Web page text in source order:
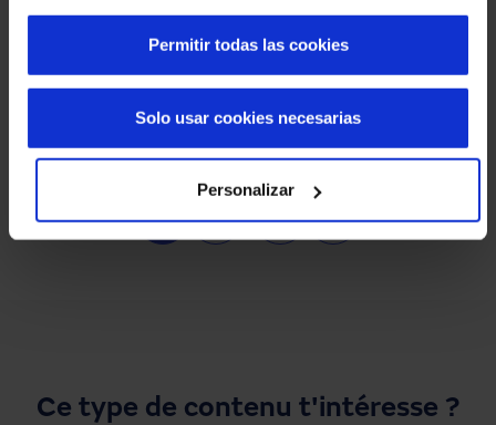
Permitir todas las cookies
Personalizar
Solo usar cookies necesarias
Que faire en cas de panne d'une porte rapide :
Page courante
1
Page
2
…
Next page
›
Dernière page
»
Ce type de contenu t'intéresse ?